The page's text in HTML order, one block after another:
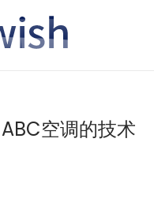
空调的技术